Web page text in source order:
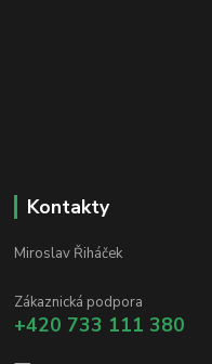
Kontakty
Miroslav Řiháček
Zákaznická podpora
+420 733 111 380